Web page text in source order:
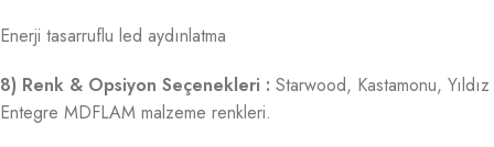
Enerji tasarruflu led aydınlatma
8) Renk & Opsiyon Seçenekleri : Starwood, Kastamonu, Yıldız
Entegre MDFLAM malzeme renkleri.